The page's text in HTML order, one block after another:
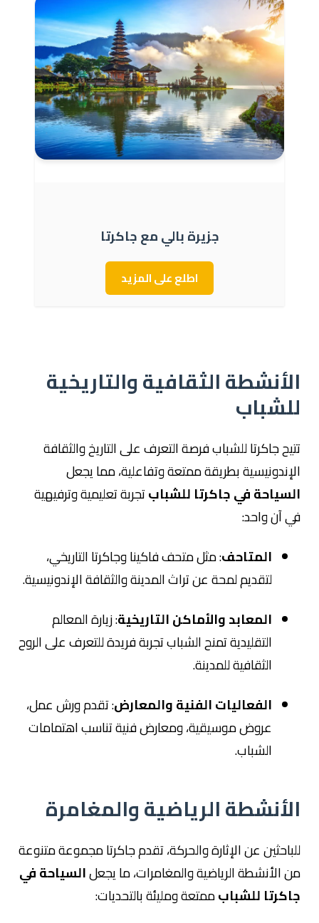
جزيرة بالي مع جاكرتا
اطلع على المزيد
الأنشطة الثقافية والتاريخية
للشباب
تتيح جاكرتا للشباب فرصة التعرف على التاريخ والثقافة
الإندونيسية بطريقة ممتعة وتفاعلية، مما يجعل
السياحة في جاكرتا للشبابتجربة تعليمية وترفيهية
في آن واحد:
المتاحف: مثل متحف فاكينا وجاكرتا التاريخي،
لتقديم لمحة عن تراث المدينة والثقافة الإندونيسية.
المعابد والأماكن التاريخية: زيارة المعالم
التقليدية تمنح الشباب تجربة فريدة للتعرف على الروح
الثقافية للمدينة.
الفعاليات الفنية والمعارض: تقدم ورش عمل،
عروض موسيقية، ومعارض فنية تناسب اهتمامات
الشباب.
الأنشطة الرياضية والمغامرة
للباحثين عن الإثارة والحركة، تقدم جاكرتا مجموعة متنوعة
من الأنشطة الرياضية والمغامرات، ما يجعلالسياحة في
جاكرتا للشبابممتعة ومليئة بالتحديات: